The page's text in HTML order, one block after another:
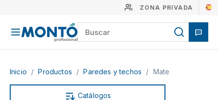
ZONA PRIVADA
Inicio / Productos / Paredes y techos / Mate
Catálogos